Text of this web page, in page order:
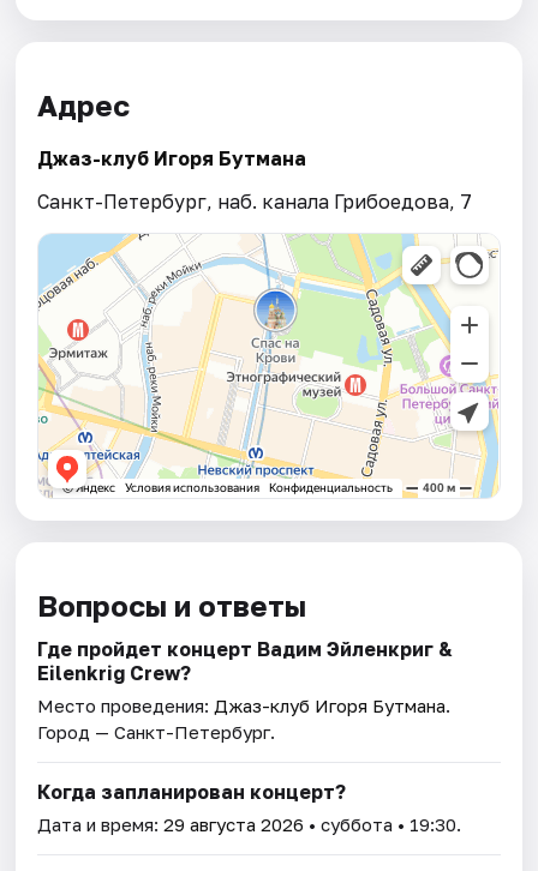
Адрес
Джаз-клуб Игоря Бутмана
Санкт-Петербург, наб. канала Грибоедова, 7
Вопросы и ответы
Где пройдет концерт Вадим Эйленкриг &
Eilenkrig Crew?
Место проведения: Джаз-клуб Игоря Бутмана.
Город — Санкт-Петербург.
Когда запланирован концерт?
Дата и время:29 августа 2026 • суббота • 19:30.